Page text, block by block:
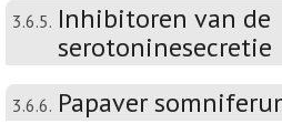
3.6.5. Inhibitoren van de
serotoninesecretie
3.6.6. Papaver